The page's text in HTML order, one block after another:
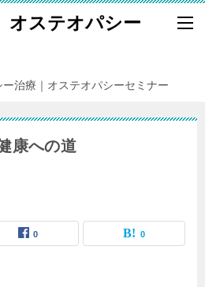
ステオパシー
治療｜オステオパシーセミナー
康への道
0 0